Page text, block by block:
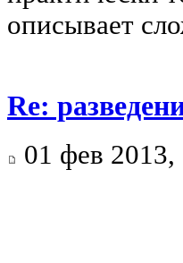
описывает
Re:
01 фев 2013,